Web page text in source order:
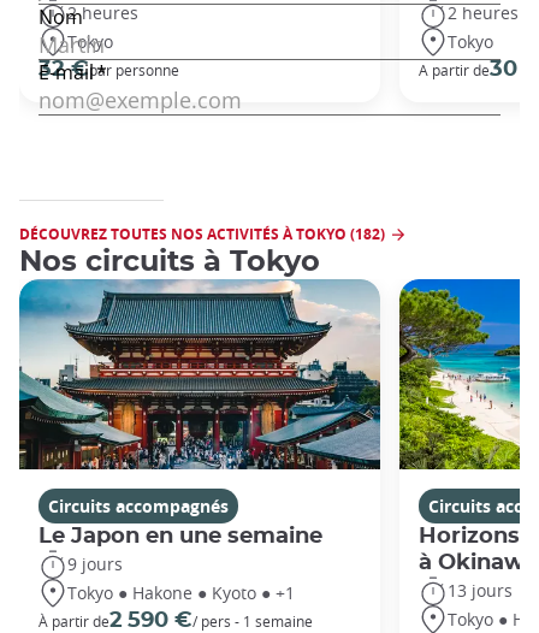
2 heures
Tokyo
32 €par personne
2 heures
Tokyo
A partir de30
DÉCOUVREZ TOUTES NOS ACTIVITÉS À TOKYO (182)
Nos circuits à Tokyo
Circuits accompagnés
Le Japon en une semaine
9 jours
Tokyo ● Hakone ● Kyoto ● +1
À partir de2 590 €/ pers - 1 semaine
Circuits
Horizons
à Okinawa
13 jours
Tokyo ●